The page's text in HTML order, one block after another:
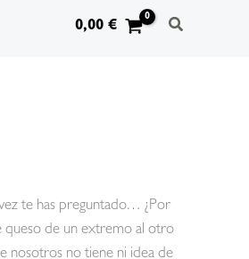
0,00€
te has preguntado… ¿Por
queso de un extremo al otro
nosotros no tiene ni idea de